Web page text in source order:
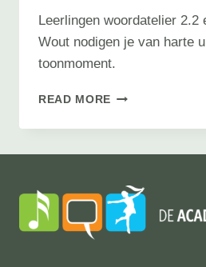
Leerlingen woordatelier 2.2
Wout nodigen je van harte
toonmoment.
READ MORE TOONMOMENT